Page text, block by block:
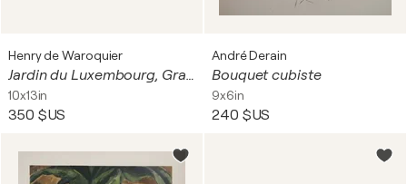
Henry de Waroquier
Jardin du Luxembourg, Gravure originale signée
10x13in
350 $US
André Derain
Bouquet cubiste
9x6in
240 $US